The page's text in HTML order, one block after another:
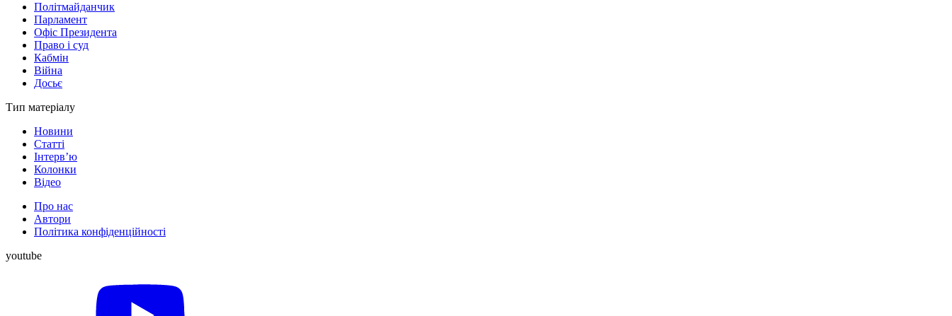
Політмайданчик
Парламент
Офіс Президента
Право і суд
Кабмін
Війна
Досьє
Тип матеріалу
Новини
Статті
Інтерв’ю
Колонки
Відео
Про нас
Автори
Політика конфіденційності
youtube